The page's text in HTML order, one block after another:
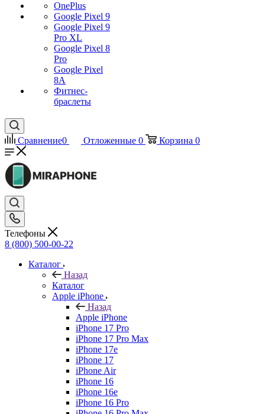
OnePlus
Google Pixel 9
Google Pixel 9
Pro XL
Google Pixel 8
Pro
Google Pixel
8A
Фитнес-
браслеты
Сравнение0 Отложенные 0 Корзина 0
Телефоны
8 (800) 500-00-22
Каталог
Назад
Каталог
Apple iPhone
Назад
Apple iPhone
iPhone 17 Pro
iPhone 17 Pro Max
iPhone 17e
iPhone 17
iPhone Air
iPhone 16
iPhone 16e
iPhone 16 Pro